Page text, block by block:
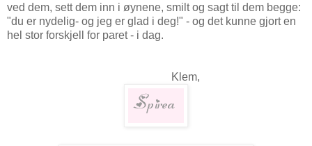
ved dem, sett dem inn i øynene, smilt og sagt til dem begge:
"du er nydelig- og jeg er glad i deg!" - og det kunne gjort en
hel stor forskjell for paret - i dag.
Klem,